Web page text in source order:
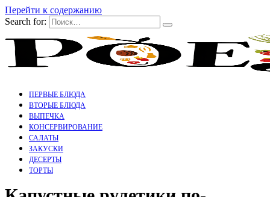
Перейти к содержанию
Search for:
ПЕРВЫЕ БЛЮДА
ВТОРЫЕ БЛЮДА
ВЫПЕЧКА
КОНСЕРВИРОВАНИЕ
САЛАТЫ
ЗАКУСКИ
ДЕСЕРТЫ
ТОРТЫ